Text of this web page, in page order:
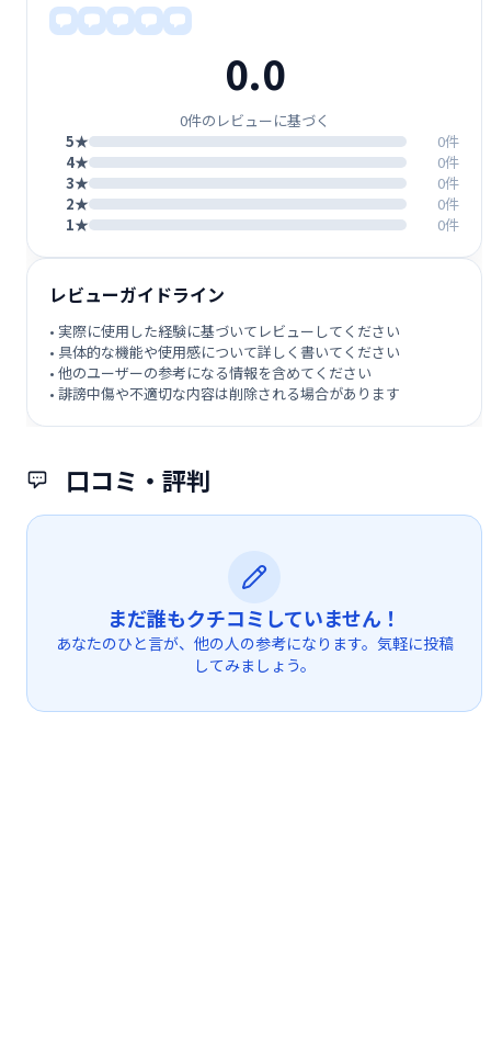
口コミ・評判
まだ誰もクチコミしていません！
あなたのひと言が、他の人の参考になります。気軽に投稿
してみましょう。
0.0
0件のレビューに基づく
5★
0件
4★
0件
3★
0件
2★
0件
1★
0件
レビューガイドライン
• 実際に使用した経験に基づいてレビューしてください
• 具体的な機能や使用感について詳しく書いてください
• 他のユーザーの参考になる情報を含めてください
• 誹謗中傷や不適切な内容は削除される場合があります